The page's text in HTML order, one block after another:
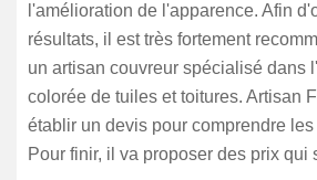
l'amélioration de l'apparence. Afin
résultats, il est très fortement
un artisan couvreur spécialisé dans
colorée de tuiles et toitures. Artisan
établir un devis pour comprendre
Pour finir, il va proposer des prix qui